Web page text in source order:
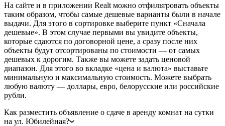
На сайте и в приложении Realt можно отфильтровать объекты
таким образом, чтобы самые дешевые варианты были в начале
выдачи. Для этого в сортировке выберите пункт «Сначала
дешевые». В этом случае первыми вы увидите объекты,
которые сдаются по договорной цене, а сразу после них
объекты будут отсортированы по стоимости — от самых
дешевых к дорогим. Также вы можете задать ценовой
диапазон. Для этого во вкладке «цена и валюта» выставьте
минимальную и максимальную стоимость. Можете выбрать
любую валюту — доллары, евро, белорусские или российские
рубли.
Как разместить объявление о сдаче в аренду комнат на сутки
на ул. Юбилейная?